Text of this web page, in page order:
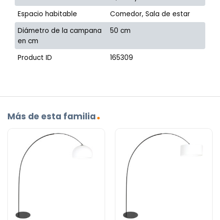
Espacio habitable
Comedor, Sala de estar
Diámetro de la campana
en cm
50 cm
Product ID 165309
Más de esta familia